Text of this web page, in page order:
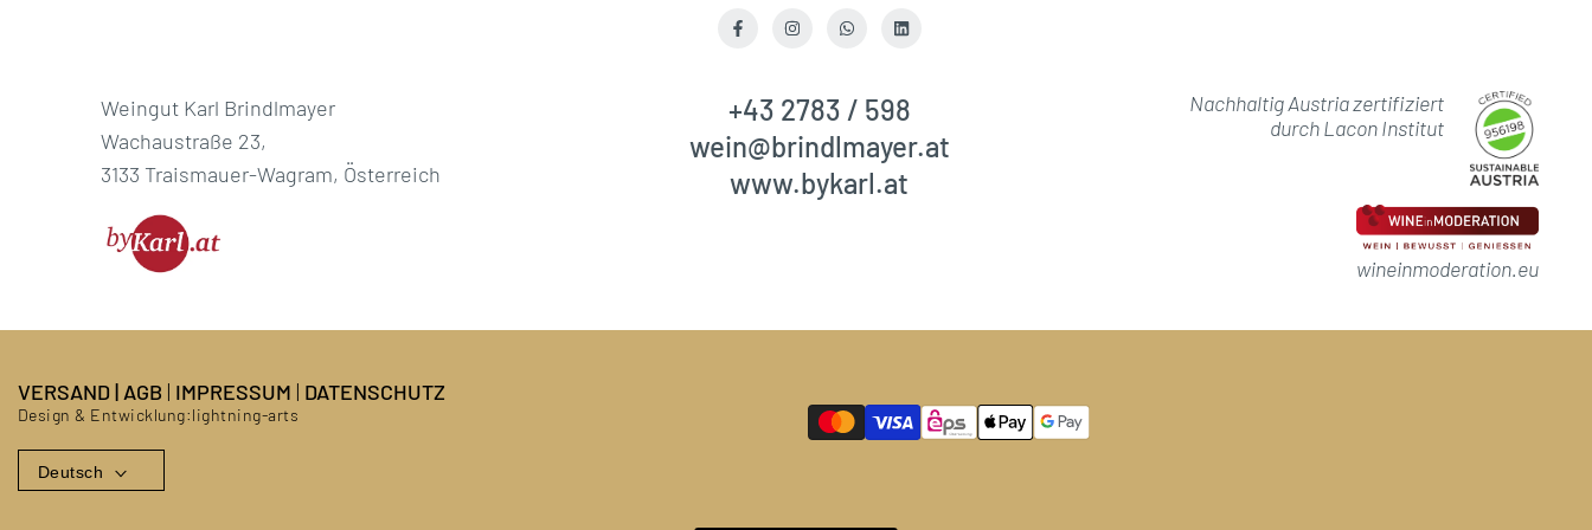
Weingut Karl Brindlmayer
Wachaustraße 23,
3133 Traismauer-Wagram, Österreich
+43 2783 / 598
wein@brindlmayer.at
www.bykarl.at
Nachhaltig Austria zertifiziert
durch Lacon Institut
wineinmoderation.eu
FacebookInstagramWhatsAppLinkedIn
VERSAND | AGB | IMPRESSUM | DATENSCHUTZ
Design & Entwicklung:lightning-arts
Deutsch